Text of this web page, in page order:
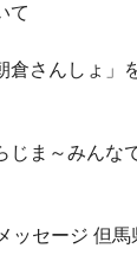
て
倉さんしょ」
じま～みんな
ッセージ 但馬